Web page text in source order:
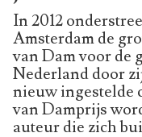
In 2012
Amsterdam de
van Dam voor de
Nederland door
nieuw ingestelde
van Damprijs
auteur die zich